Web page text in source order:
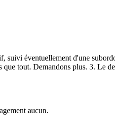
suivi éventuellement d'une
tout. Demandons plus. 3. Le
aucun.